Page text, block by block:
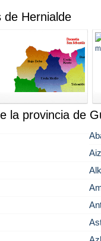
de Hernialde
la provincia de